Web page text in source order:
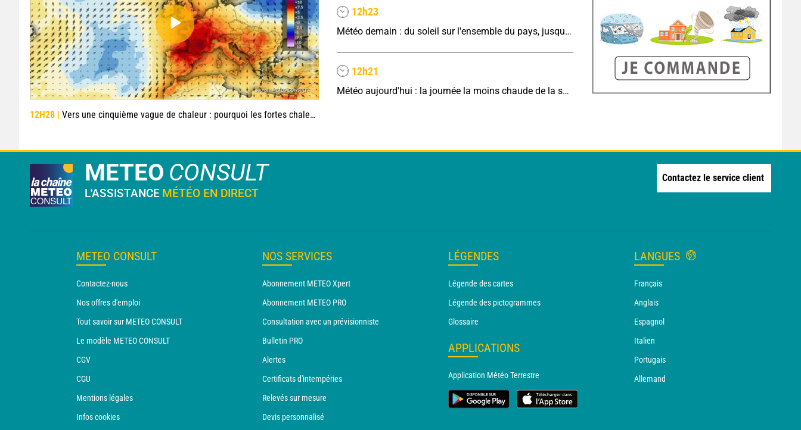
12H28 | Vers une cinquième vague de chaleur : pourquoi les fortes chaleurs vont rapidement revenir en France
12h23
Météo demain : du soleil sur l'ensemble du pays, jusqu'à 40°C au sud-est
12h21
Météo aujourd'hui : la journée la moins chaude de la semaine, excepté près de la Méditerranée
METEO CONSULT
L'ASSISTANCE MÉTÉO EN DIRECT
Contactez le service client
METEO CONSULT
Contactez-nous
Nos offres d'emploi
Tout savoir sur METEO CONSULT
Le modèle METEO CONSULT
CGV
CGU
Mentions légales
Infos cookies
NOS SERVICES
Abonnement METEO Xpert
Abonnement METEO PRO
Consultation avec un prévisionniste
Bulletin PRO
Alertes
Certificats d'intempéries
Relevés sur mesure
Devis personnalisé
LÉGENDES
Légende des cartes
Légende des pictogrammes
Glossaire
APPLICATIONS
Application Météo Terrestre
LANGUES
Français
Anglais
Espagnol
Italien
Portugais
Allemand